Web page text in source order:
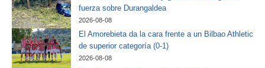
fuerza sobre Durangaldea
2026-08-08
El Amorebieta da la cara frente a un Bilbao Athletic
de superior categoría (0-1)
2026-08-08